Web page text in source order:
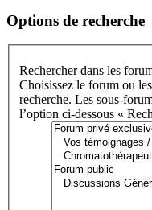
Options de recherche
Rechercher dans les
Choisissez le forum ou
recherche. Les sous-
l’option ci-dessous «